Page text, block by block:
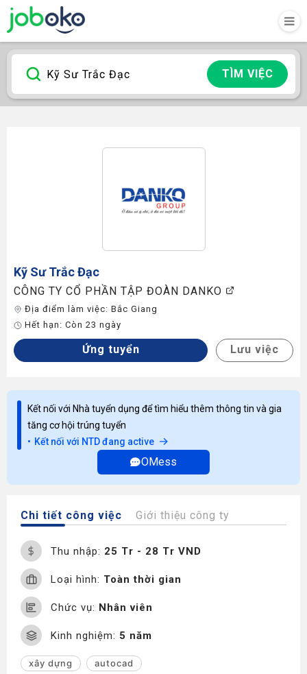
TÌM VIỆC
Kỹ Sư Trắc Đạc
CÔNG TY CỔ PHẦN TẬP ĐOÀN DANKO
Địa điểm làm việc: Bắc Giang
Hết hạn: Còn 23 ngày
Ứng tuyển Lưu việc
Kết nối với Nhà tuyển dụng để tìm hiểu thêm thông tin và gia
tăng cơ hội trúng tuyển
Kết nối với NTD đang active
OMess
Chi tiết công việc Giới thiệu công ty
Thu nhập: 25 Tr - 28 Tr VND
Loại hình: Toàn thời gian
Chức vụ: Nhân viên
Kinh nghiệm: 5 năm
xây dựng autocad